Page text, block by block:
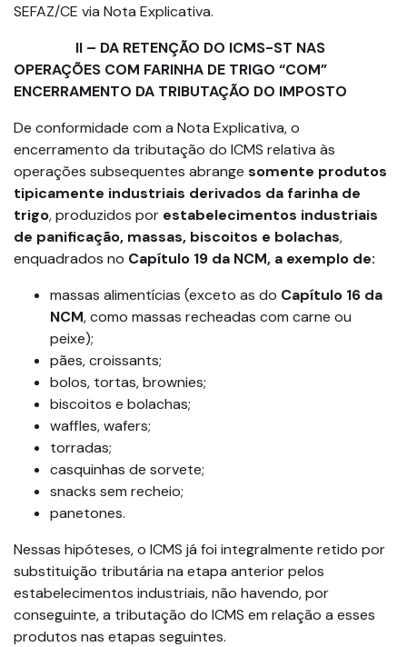
SEFAZ/CE via Nota Explicativa.
II – DA RETENÇÃO DO ICMS-ST NAS
OPERAÇÕES COM FARINHA DE TRIGO “COM”
ENCERRAMENTO DA TRIBUTAÇÃO DO IMPOSTO
De conformidade com a Nota Explicativa, o
encerramento da tributação do ICMS relativa às
operações subsequentes abrange somente produtos
tipicamente industriais derivados da farinha de
trigo, produzidos por estabelecimentos industriais
de panificação, massas, biscoitos e bolachas,
enquadrados no Capítulo 19 da NCM, a exemplo de:
massas alimentícias (exceto as do Capítulo 16 da
NCM, como massas recheadas com carne ou
peixe);
pães, croissants;
bolos, tortas, brownies;
biscoitos e bolachas;
waffles, wafers;
torradas;
casquinhas de sorvete;
snacks sem recheio;
panetones.
Nessas hipóteses, o ICMS já foi integralmente retido por
substituição tributária na etapa anterior pelos
estabelecimentos industriais, não havendo, por
conseguinte, a tributação do ICMS em relação a esses
produtos nas etapas seguintes.